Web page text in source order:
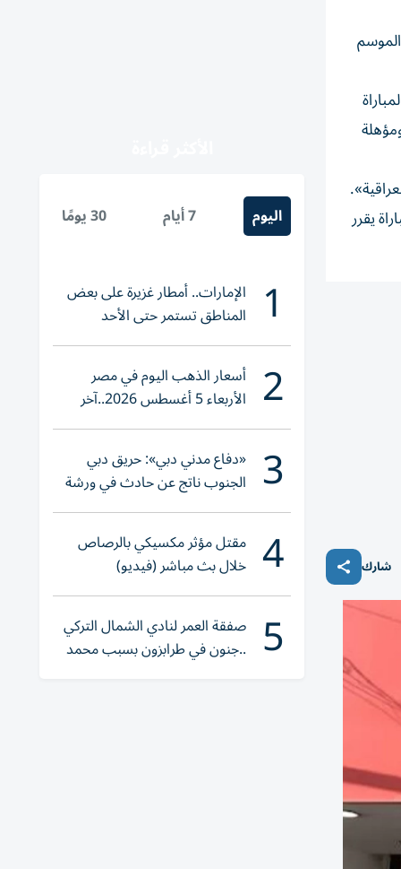
المباراة يقرر
شارك
اليوم 7 أيام 30 يومًا
1 الإمارات.. أمطار غزيرة على بعض
المناطق تستمر حتى الأحد
2 أسعار الذهب اليوم في مصر
الأربعاء 5 أغسطس 2026..آخر
تحديث لعيار 21
3 «دفاع مدني دبي»: حريق دبي
الجنوب ناتج عن حادث في ورشة
ولا إصابات
4 مقتل مؤثر مكسيكي بالرصاص
خلال بث مباشر (فيديو)
5 صفقة العمر لنادي الشمال التركي
..جنون في طرابزون بسبب محمد